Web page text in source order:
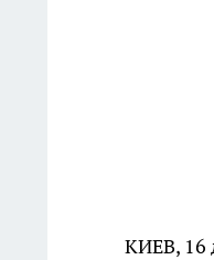
КИЕВ, 16